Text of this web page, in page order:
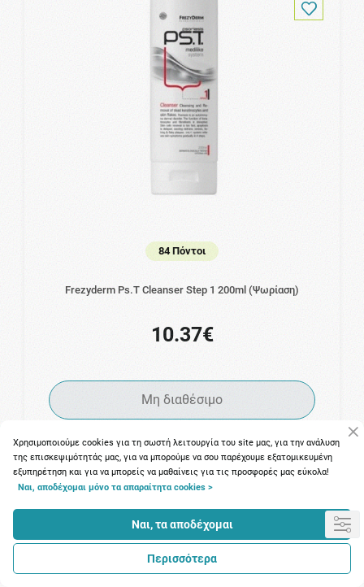
84 Πόντοι
Frezyderm Ps.T Cleanser Step 1 200ml (Ψωρίαση)
10.37€
Μη διαθέσιμο
Χρησιμοποιούμε cookies για τη σωστή λειτουργία του site μας, για την ανάλυση
της επισκεψιμότητάς μας, για να μπορούμε να σου παρέχουμε εξατομικευμένη
εξυπηρέτηση και για να μπορείς να μαθαίνεις για τις προσφορές μας εύκολα!
Ναι, αποδέχομαι μόνο τα απαραίτητα cookies >
Ναι, τα αποδέχομαι
Περισσότερα